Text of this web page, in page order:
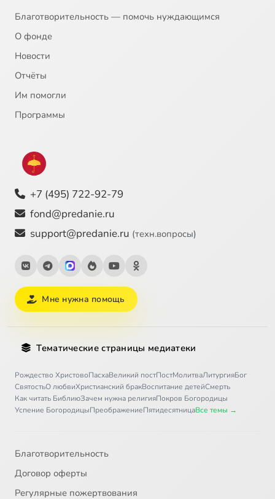
Благотворительность — помочь нуждающимся
О фонде
Новости
Отчёты
Им помогли
Программы
+7 (495) 722-92-79
fond@predanie.ru
support@predanie.ru (техн.вопросы)
Мне нужна помощь
Тематические страницы медиатеки
Рождество ХристовоПасхаВеликий постПостМолитваЛитургияБог
СвятостьО любвиХристианский бракВоспитание детейСмерть
Как читать БиблиюЗачем нужна религияПокров Богородицы
Успение БогородицыПреображениеПятидесятницаВсе темы →
Благотворительность
Договор оферты
Регулярные пожертвования